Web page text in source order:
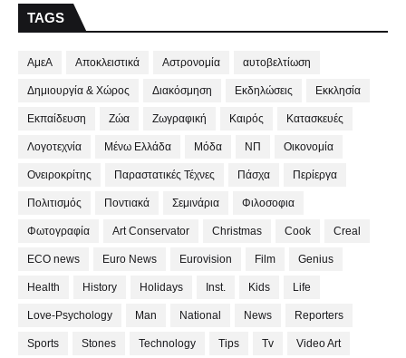
TAGS
ΑμεΑ Αποκλειστικά Αστρονομία αυτοβελτίωση
Δημιουργία & Χώρος Διακόσμηση Εκδηλώσεις Εκκλησία
Εκπαίδευση Ζώα Ζωγραφική Καιρός Κατασκευές
Λογοτεχνία Μένω Ελλάδα Μόδα ΝΠ Οικονομία
Ονειροκρίτης Παραστατικές Τέχνες Πάσχα Περίεργα
Πολιτισμός Ποντιακά Σεμινάρια Φιλοσοφια
Φωτογραφία Art Conservator Christmas Cook Creal
ECO news Euro News Eurovision Film Genius
Health History Holidays Inst. Kids Life
Love-Psychology Man National News Reporters
Sports Stones Technology Tips Tv Video Art